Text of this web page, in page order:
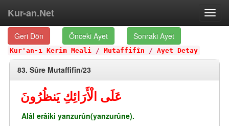
Kur-an.Net
Geri Dön Önceki Ayet Sonraki Ayet
Kur'an-ı Kerim Meali / Mutaffifîn / Ayet Detay
83. Sûre Mutaffifîn/23
عَلَى الْأَرَائِكِ يَنظُرُونَ
Alâl erâiki yanzurûn(yanzurûne).